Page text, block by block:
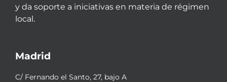
y da soporte a iniciativas en materia de régimen
local.
Madrid
C/ Fernando el Santo, 27, bajo A